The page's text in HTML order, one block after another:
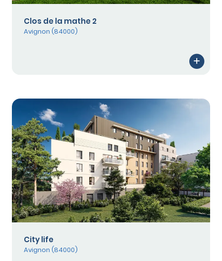
Clos de la mathe 2
Avignon (84000)
City life
Avignon (84000)